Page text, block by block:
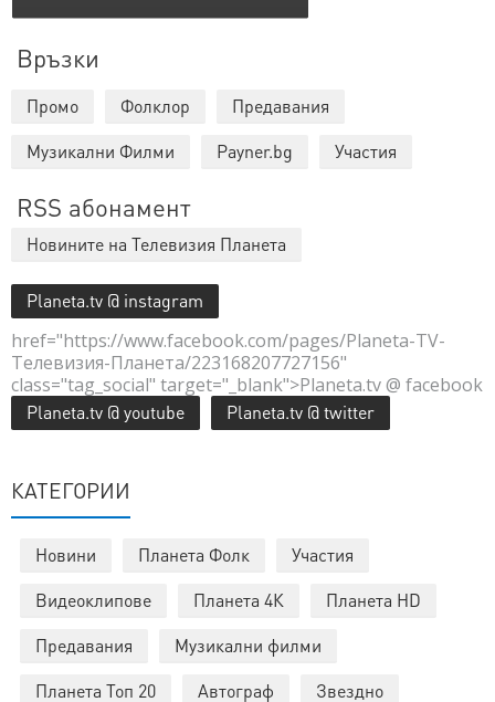
Връзки
Промо Фолклор
Предавания
Музикални Филми
Payner.bg Участия
RSS абонамент
Новините на Телевизия Планета
Planeta.tv @ instagram
href="https://www.facebook.com/pages/Planeta-TV-
Телевизия-Планета/223168207727156"
class="tag_social" target="_blank">Planeta.tv @ facebook
Planeta.tv @ youtube Planeta.tv @ twitter
КАТЕГОРИИ
Новини Планета Фолк
Участия
Видеоклипове
Планета 4К
Планета HD
Предавания
Музикални филми
Планета Топ 20
Автограф
Звездно